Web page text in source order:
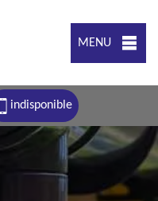
MENU
indisponible